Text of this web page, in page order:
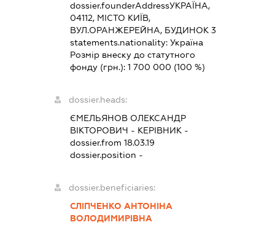
dossier.founderAddressУКРАЇНА,
04112, МІСТО КИЇВ,
ВУЛ.ОРАНЖЕРЕЙНА, БУДИНОК 3
statements.nationality:Україна
Розмір внеску до статутного
фонду (грн.):1 700 000 (100 %)
dossier.heads:
ЄМЕЛЬЯНОВ ОЛЕКСАНДР
ВІКТОРОВИЧ - КЕРІВНИК -
dossier.from 18.03.19
dossier.position -
dossier.beneficiaries:
СЛІПЧЕНКО АНТОНІНА
ВОЛОДИМИРІВНА